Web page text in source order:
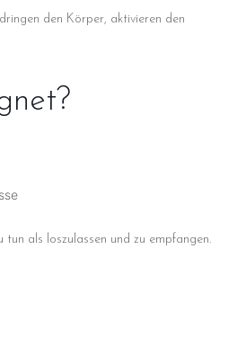
den Körper, aktivieren den
als loszulassen und zu empfangen.